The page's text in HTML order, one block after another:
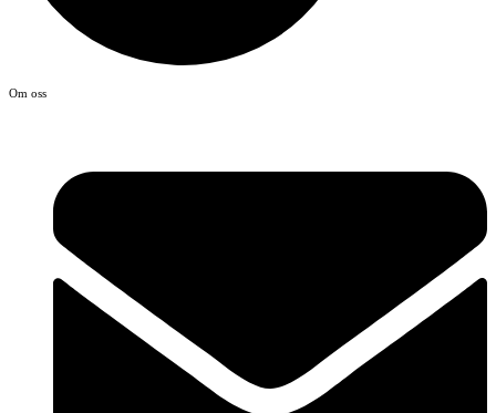
Om oss